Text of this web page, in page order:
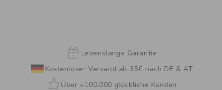
Lebenslange Garantie
Kostenloser Versand ab 35€ nach DE & AT
Über +100.000 glückliche Kunden